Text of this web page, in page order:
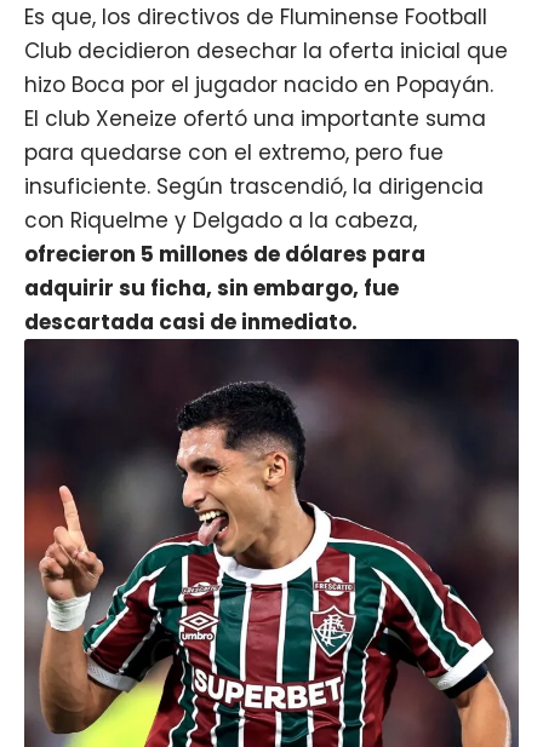
Es que, los directivos de Fluminense Football
Club decidieron desechar la oferta inicial que
hizo Boca por el jugador nacido en Popayán.
El club Xeneize ofertó una importante suma
para quedarse con el extremo, pero fue
insuficiente. Según trascendió, la dirigencia
con Riquelme y Delgado a la cabeza,
ofrecieron 5 millones de dólares para
adquirir su ficha, sin embargo, fue
descartada casi de inmediato.